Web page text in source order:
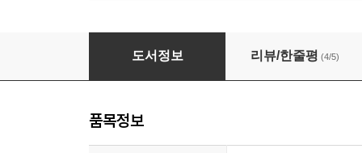
해커스공무원 이중석 맵핑 한국사 합격생 필기노
도서정보 리뷰/한줄평 (4/5)
품목정보